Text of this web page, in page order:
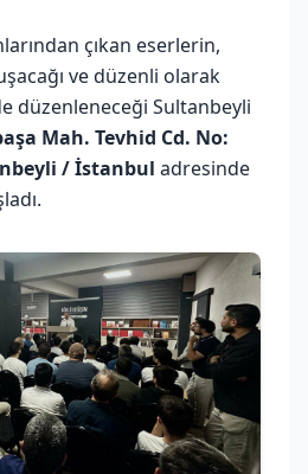
çıkan eserlerin,
ve düzenli olarak
düzenleneceği Sultanbeyli
Mah. Tevhid Cd. No:
/ İstanbul adresinde